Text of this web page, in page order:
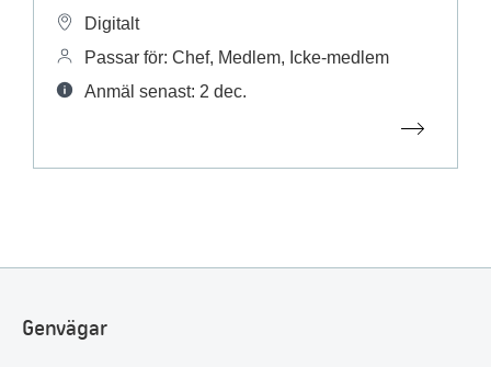
Digitalt
Passar för: Chef, Medlem, Icke-medlem
Anmäl senast: 2 dec.
Genvägar